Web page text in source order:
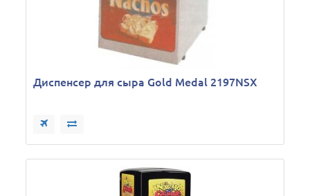
Диспенсер для сыра Gold Medal 2197NSX